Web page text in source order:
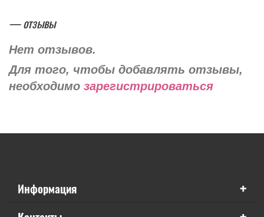
— отзывы
Нет отзывов.
Для того, чтобы добавлять отзывы,
необходимо зарегистрироваться
Информация +